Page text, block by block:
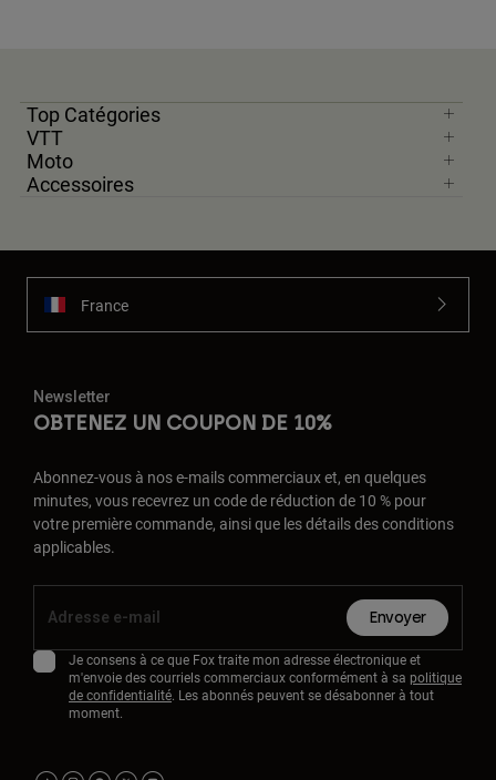
Top Catégories
VTT
Moto
Accessoires
France
Newsletter
OBTENEZ UN COUPON DE 10%
Abonnez-vous à nos e-mails commerciaux et, en quelques
minutes, vous recevrez un code de réduction de 10 % pour
votre première commande, ainsi que les détails des conditions
applicables.
Envoyer
Je consens à ce que Fox traite mon adresse électronique et
m'envoie des courriels commerciaux conformément à sa politique
de confidentialité. Les abonnés peuvent se désabonner à tout
moment.